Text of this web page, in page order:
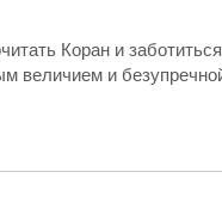
Коран и
величием и